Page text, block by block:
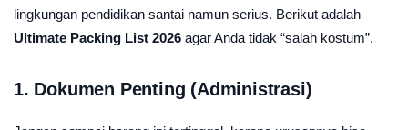
lingkungan pendidikan santai namun serius. Berikut adalah
Ultimate Packing List 2026 agar Anda tidak “salah kostum”.
1. Dokumen Penting (Administrasi)